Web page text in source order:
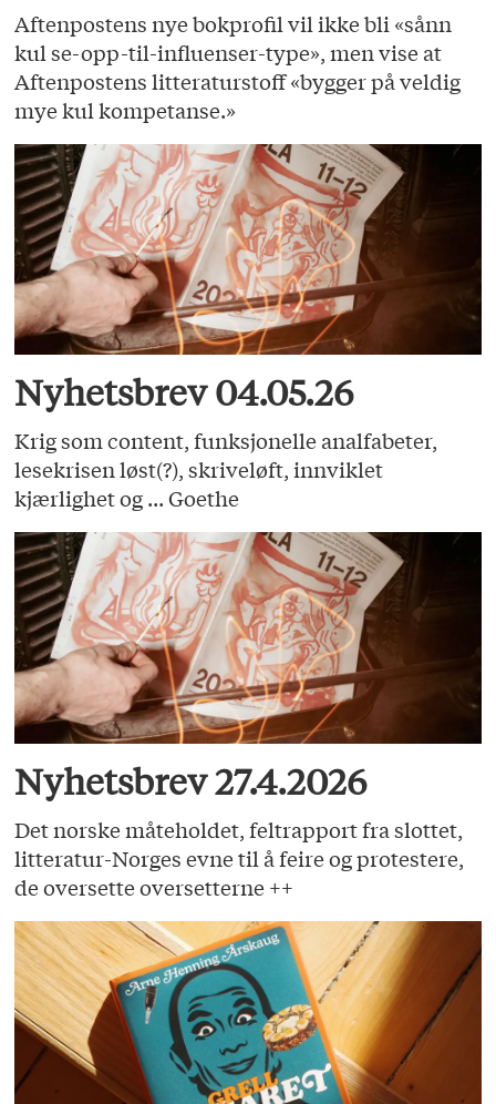
Aftenpostens nye bokprofil vil ikke bli «sånn
kul se-opp-til-influenser-type», men vise at
Aftenpostens litteraturstoff «bygger på veldig
mye kul kompetanse.»
Nyhetsbrev 04.05.26
Krig som content, funksjonelle analfabeter,
lesekrisen løst(?), skriveløft, innviklet
kjærlighet og ... Goethe
Nyhetsbrev 27.4.2026
Det norske måteholdet, feltrapport fra slottet,
litteratur-Norges evne til å feire og protestere,
de oversette oversetterne ++